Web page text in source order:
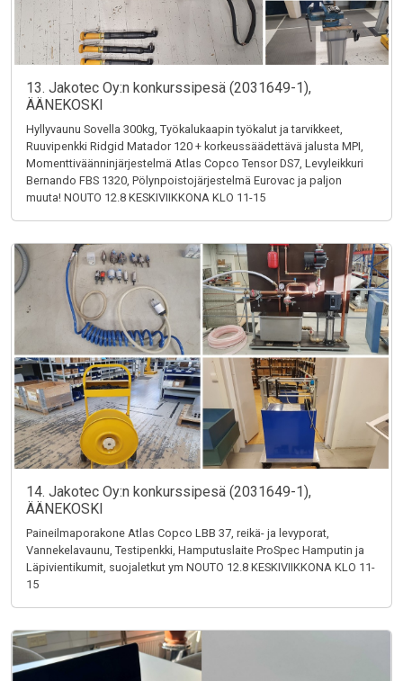
13. Jakotec Oy:n konkurssipesä (2031649-1),
ÄÄNEKOSKI
Hyllyvaunu Sovella 300kg, Työkalukaapin työkalut ja tarvikkeet,
Ruuvipenkki Ridgid Matador 120 + korkeussäädettävä jalusta MPI,
Momenttiväänninjärjestelmä Atlas Copco Tensor DS7, Levyleikkuri
Bernando FBS 1320, Pölynpoistojärjestelmä Eurovac ja paljon
muuta! NOUTO 12.8 KESKIVIIKKONA KLO 11-15
14. Jakotec Oy:n konkurssipesä (2031649-1),
ÄÄNEKOSKI
Paineilmaporakone Atlas Copco LBB 37, reikä- ja levyporat,
Vannekelavaunu, Testipenkki, Hamputuslaite ProSpec Hamputin ja
Läpivientikumit, suojaletkut ym NOUTO 12.8 KESKIVIIKKONA KLO 11-
15